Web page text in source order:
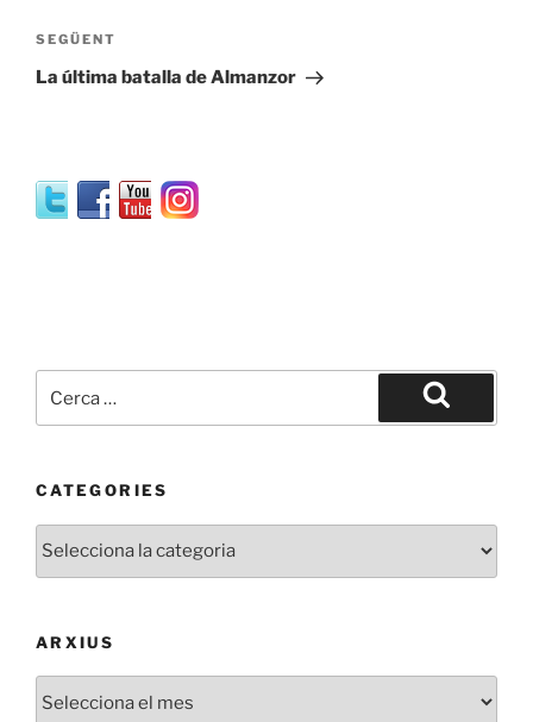
Entrada
següent
SEGÜENT
La última batalla de Almanzor
Cerca
CATEGORIES
ARXIUS